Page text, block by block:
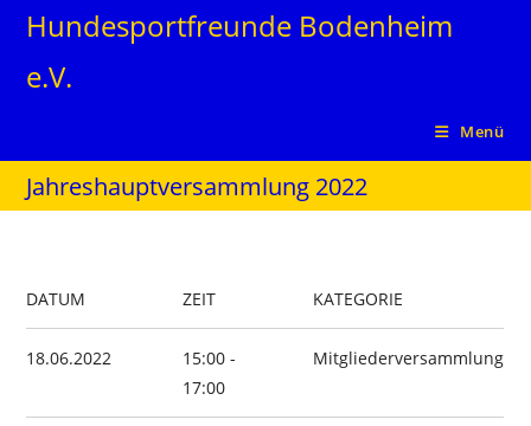
Zum
Inhalt
springen
Hundesportfreunde Bodenheim
e.V.
Menü
Jahreshauptversammlung 2022
DATUM ZEIT KATEGORIE
18.06.2022
15:00 -
17:00
Mitgliederversammlung